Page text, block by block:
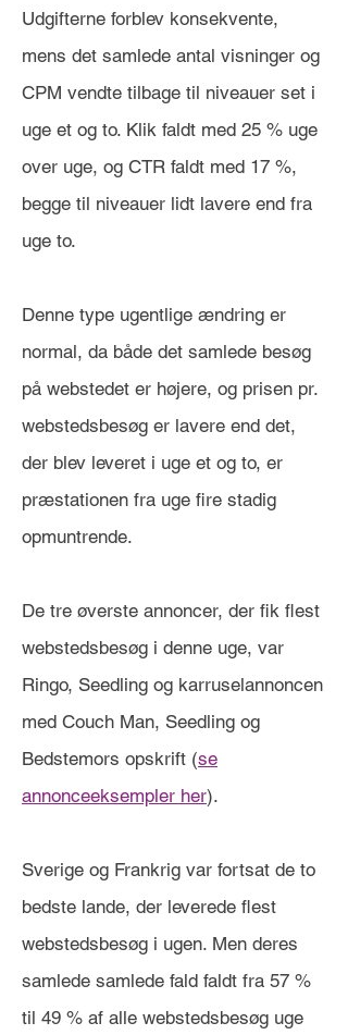
Udgifterne forblev konsekvente,
mens det samlede antal visninger og
CPM vendte tilbage til niveauer set i
uge et og to. Klik faldt med 25 % uge
over uge, og CTR faldt med 17 %,
begge til niveauer lidt lavere end fra
uge to.
Denne type ugentlige ændring er
normal, da både det samlede besøg
på webstedet er højere, og prisen pr.
webstedsbesøg er lavere end det,
der blev leveret i uge et og to, er
præstationen fra uge fire stadig
opmuntrende.
De tre øverste annoncer, der fik flest
webstedsbesøg i denne uge, var
Ringo, Seedling og karruselannoncen
med Couch Man, Seedling og
Bedstemors opskrift (se
annonceeksempler her).
Sverige og Frankrig var fortsat de to
bedste lande, der leverede flest
webstedsbesøg i ugen. Men deres
samlede samlede fald faldt fra 57 %
til 49 % af alle webstedsbesøg uge